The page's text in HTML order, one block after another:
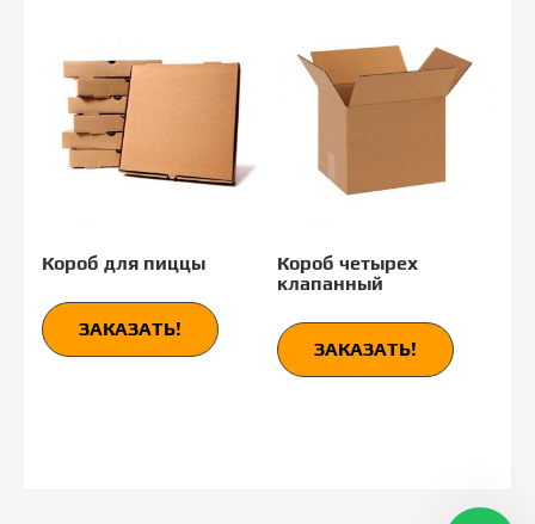
Короб для пиццы
ЗАКАЗАТЬ!
Короб четырех
клапанный
ЗАКАЗАТЬ!